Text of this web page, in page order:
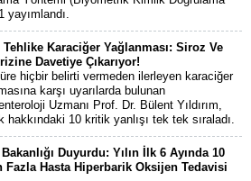
yayımlandı.
Karaciğer Yağlanması: Siroz Ve
Davetiye Çıkarıyor!
hiçbir belirti vermeden ilerleyen karaciğer
karşı uyarılarda bulunan
Uzmanı Prof. Dr. Bülent Yıldırım,
hakkındaki 10 kritik yanlışı tek tek sıraladı.
Duyurdu: Yılın İlk 6 Ayında 10
Fazla Hasta Hiperbarik Oksijen Tedavisi